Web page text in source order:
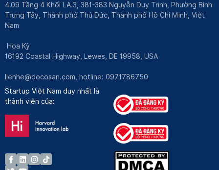
4.09 Tầng 4 Khối LA.3, 381-383 Nguyễn Duy Trinh, Phường Bình
Trưng Tây, Thành phố Thủ Đức, Thành phố Hồ Chí Minh, Việt
Nam
Hoa Kỳ
16192 Coastal Highway, Lewes, DE 19958, USA
lienhe@docosan.com , hotline: 0971786750
Startup Việt Nam duy nhất là
thành viên của: